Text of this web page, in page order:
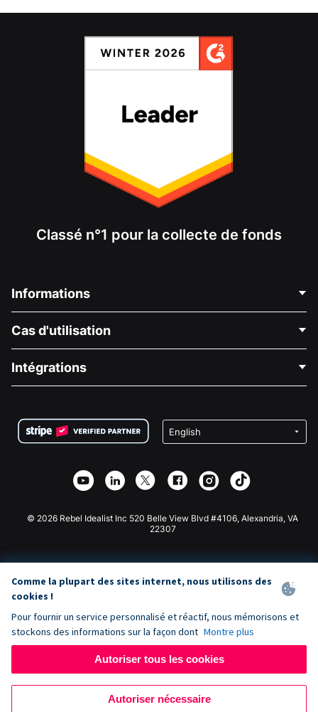
Classé n°1 pour la collecte de fonds
Informations
À propos de nous
Carrières
Confidentialité
Partenariat d'affiliation
Bibliothèque
Cas d'utilisation
Collecte de fonds médicale
Collecte de fonds caritative
Intégrations
Plugin de don Wix
Application de don Webflow
Don Joomla
© 2026 Rebel Idealist Inc 520 Belle View Blvd #4106, Alexandria, VA
22307
Comme la plupart des sites internet, nous utilisons des
cookies !
Pour fournir un service personnalisé et réactif, nous mémorisons et
stockons des informations sur la façon dont Montre plus
Autoriser tous les cookies
Autoriser nécessaire